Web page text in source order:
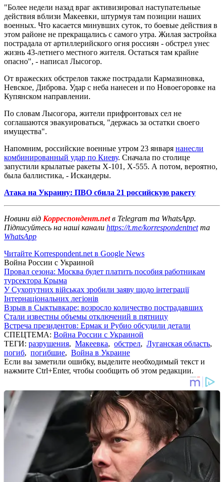
"Более недели назад враг активизировал наступательные
действия вблизи Макеевки, штурмуя там позиции наших
военных. Что касается минувших суток, то боевые действия в
этом районе не прекращались с самого утра. Жилая застройка
пострадала от артиллерийского огня россиян - обстрел унес
жизнь 43-летнего местного жителя. Остаться там крайне
опасно", - написал Лысогор.
От вражеских обстрелов также пострадали Кармазиновка,
Невское, Диброва. Удар с неба нанесен и по Новоегоровке на
Купянском направлении.
По словам Лысогора, жители прифронтовых сел не
соглашаются эвакуироваться, "держась за остатки своего
имущества".
Напомним, российские военные утром 23 января нанесли
комбинированный удар по Киеву. Сначала по столице
запустили крылатые ракеты Х-101, Х-555. А потом, вероятно,
была баллистика, - Искандеры.
Атака на Украину: ПВО сбила 21 российскую ракету
Новини від Корреспондент.netв Telegram та WhatsApp.
Підписуйтесь на наші канали https://t.me/korrespondentnetта
WhatsApp
Читайте Korrespondent.net в Google News
Война России с Украиной
Провал сезона: Москва будет платить пособия работникам
турсектора Крыма
У Сухопутних військах зробили заяву щодо інтеграції
Інтернаціональних легіонів
Взрыв в Сыктывкаре: возросло количество пострадавших
Стали известны объемы отключений в пятницу
Встреча президентов: Ермак и Рубио обсудили детали
СПЕЦТЕМА: Война России с Украиной
ТЕГИ: разрушения, Макеевка, обстрел, Луганская область,
погиб, погибшие, Война в Украине
Если вы заметили ошибку, выделите необходимый текст и
нажмите Ctrl+Enter, чтобы сообщить об этом редакции.